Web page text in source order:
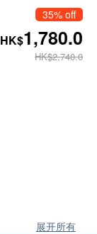
35% off
HK$1,780.0
HK$2,740.0
展开所有